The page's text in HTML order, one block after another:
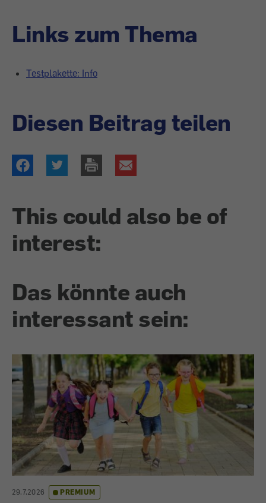
Links zum Thema
Testplakette: Info
Diesen Beitrag teilen
This could also be of
interest:
Das könnte auch
interessant sein:
29.7.2026 PREMIUM